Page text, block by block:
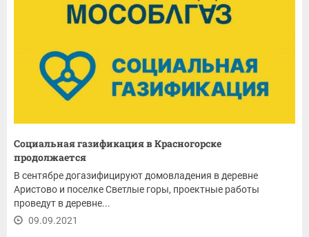
Социальная газификация в Красногорске
продолжается
В сентябре догазифицируют домовладения в деревне
Аристово и поселке Светлые горы, проектные работы
проведут в деревне...
09.09.2021